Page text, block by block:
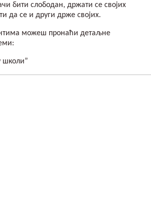
бити слободан, држати се својих
да се и други држе својих.
можеш пронаћи детаљне
школи”